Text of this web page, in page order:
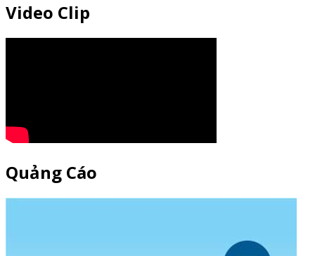
Video Clip
Quảng Cáo